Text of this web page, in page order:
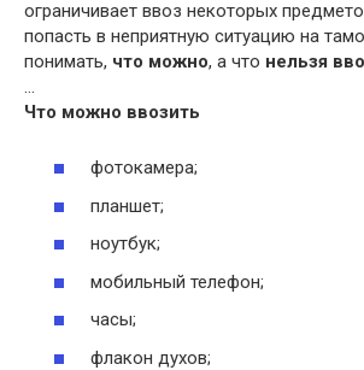
ограничивает ввоз некоторых
попасть в неприятную ситуацию на
понимать, что можно, а что нельзя
…
Что можно ввозить
фотокамера;
планшет;
ноутбук;
мобильный телефон;
часы;
флакон духов;